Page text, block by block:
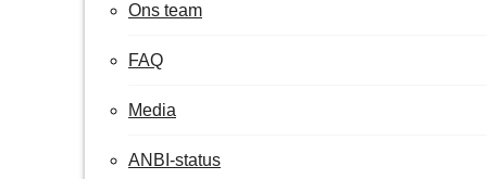
Ons team
FAQ
Media
ANBI-status